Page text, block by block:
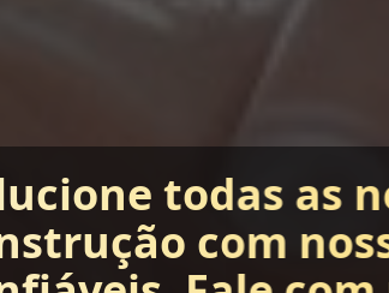
todas as
com